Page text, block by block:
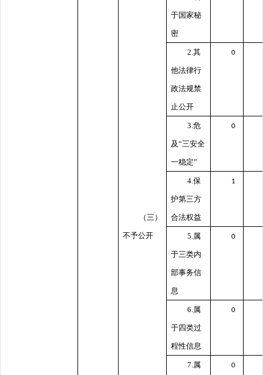
（三）
不予公开
于国家秘
密
2.其
他法律行
政法规禁
止公开
0
3.危
及“三安全
一稳定”
0
4.保
护第三方
合法权益
1
5.属
于三类内
部事务信
息
0
6.属
于四类过
程性信息
0
7.属 0